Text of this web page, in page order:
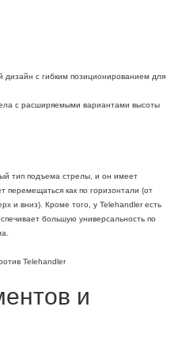
с гибким позиционированием для
с расширяемыми вариантами высоты
тип подъема стрелы, и он имеет
перемещаться как по горизонтали (от
и вниз). Кроме того, у Telehandler есть
большую универсальность по
и